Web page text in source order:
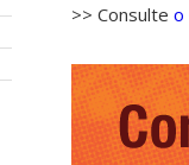
>> Consulte o